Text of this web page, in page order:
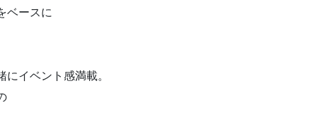
ベースに
イベント感満載。